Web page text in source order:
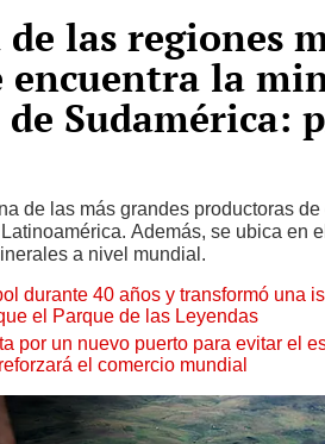
las regiones
encuentra la
Sudamérica:
de las más grandes productoras
Además, se ubica en
a nivel mundial.
durante 40 años y transformó una
el Parque de las Leyendas
por un nuevo puerto para evitar el
el comercio mundial